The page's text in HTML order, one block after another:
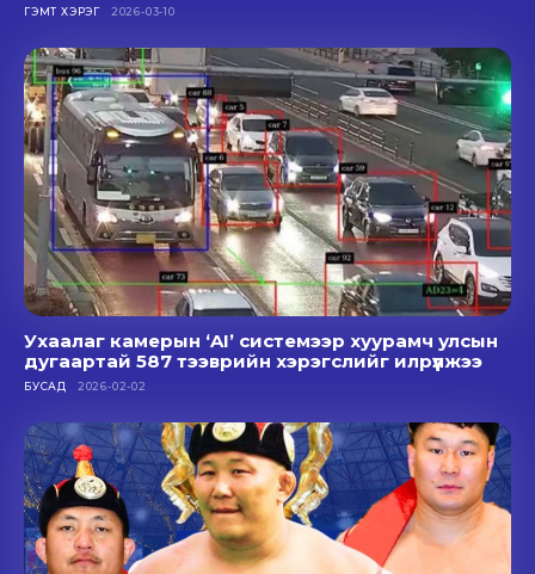
ГЭМТ ХЭРЭГ 2026-03-10
Ухаалаг камерын ‘AI’ системээр хуурамч улсын
дугаартай 587 тээврийн хэрэгслийг илрүүлжээ
БУСАД 2026-02-02